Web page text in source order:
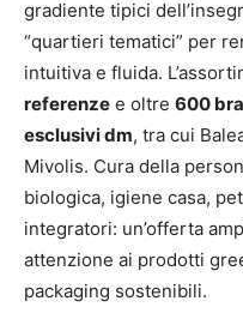
gradiente tipici
“quartieri tematici” per
intuitiva e fluida.
referenze e oltre 600
esclusivi dm, tra cui
Mivolis. Cura della
biologica, igiene casa,
integratori: un’offerta
attenzione ai prodotti
packaging sostenibili.